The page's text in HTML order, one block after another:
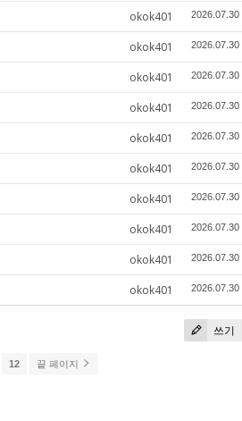
okok401 2026.07.30
okok401 2026.07.30
okok401 2026.07.30
okok401 2026.07.30
okok401 2026.07.30
okok401 2026.07.30
okok401 2026.07.30
okok401 2026.07.30
okok401 2026.07.30
okok401 2026.07.30
쓰기
12 끝 페이지